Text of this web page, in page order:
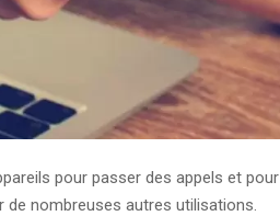
pour passer des appels et pour
nombreuses autres utilisations.